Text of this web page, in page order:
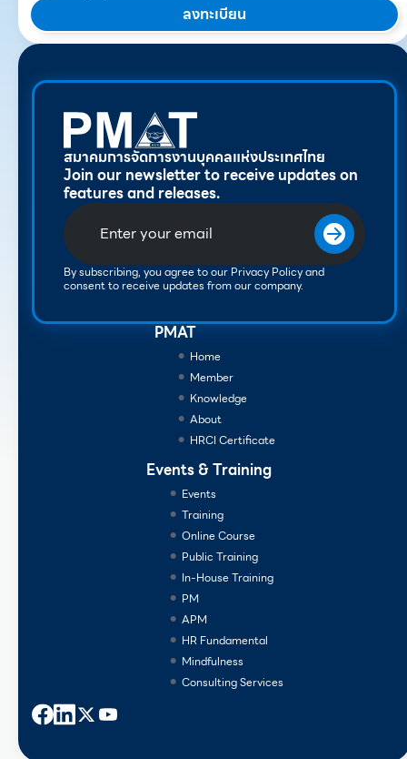
ลงทะเบียน
สมาคมการจัดการงานบุคคลแห่งประเทศไทย
Join our newsletter to receive updates on
features and releases.
By subscribing, you agree to our Privacy Policy and
consent to receive updates from our company.
PMAT
Home
Member
Knowledge
About
HRCI Certificate
Events & Training
Events
Training
Online Course
Public Training
In-House Training
PM
APM
HR Fundamental
Mindfulness
Consulting Services